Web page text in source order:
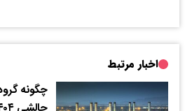
اخبار مرتبط
چگونه